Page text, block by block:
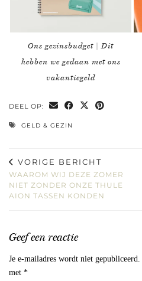
Ons gezinsbudget | Dit
hebben we gedaan met ons
vakantiegeld
DEEL OP:
GELD & GEZIN
VORIGE BERICHT
WAAROM WIJ DEZE ZOMER
NIET ZONDER ONZE THULE
AION TASSEN KONDEN
Geef een reactie
Je e-mailadres wordt niet gepubliceerd.
met *